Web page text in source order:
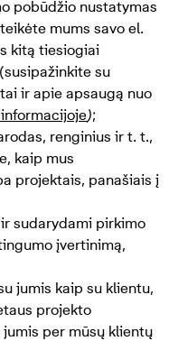
pobūdžio nustatymas
mums savo el.
kitą tiesiogiai
su
ir apie apsaugą nuo
);
renginius ir t. t.,
kaip mus
projektais, panašiais į
sudarydami pirkimo
įvertinimą,
jumis kaip su klientu,
projekto
per mūsų klientų